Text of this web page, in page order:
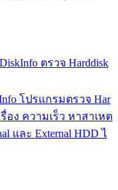
ตรวจ Harddisk
โปรแกรมตรวจ Har
ง ความเร็ว หาสาเหต
และ External HDD ไ